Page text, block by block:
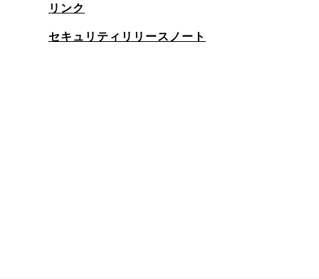
リンク
セキュリティリリースノート